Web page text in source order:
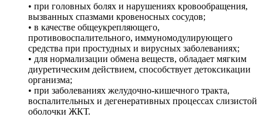
• при головных болях и нарушениях кровообращения,
вызванных спазмами кровеносных сосудов;
• в качестве общеукрепляющего,
противовоспалительного, иммуномодулирующего
средства при простудных и вирусных заболеваниях;
• для нормализации обмена веществ, обладает мягким
диуретическим действием, способствует детоксикации
организма;
• при заболеваниях желудочно-кишечного тракта,
воспалительных и дегенеративных процессах слизистой
оболочки ЖКТ.